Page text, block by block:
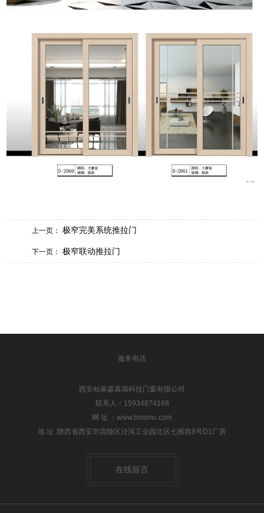
上一页： 极窄完美系统推拉门
下一页： 极窄联动推拉门
服务电话
西安柏幕森幕墙科技门窗有限公司
联系人：15934874188
网 址 ：www.bmsmc.com
地 址 :陕西省西安市高陵区泾河工业园北区七横路8号D1厂房
在线留言